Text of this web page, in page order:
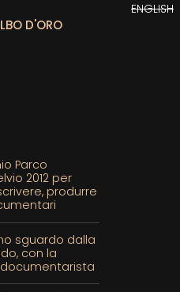
D'ORO
ENGLISH
Parco
2012 per
produrre
sguardo dalla
con la